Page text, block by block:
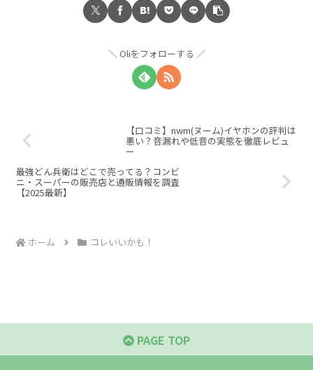
Oliをフォローする
【口コミ】nwm(ヌーム)イヤホンの評判は
悪い？音漏れや低音の実態を徹底レビュ
ー
最強どん兵衛はどこで売ってる？コンビ
ニ・スーパーの販売店と通販情報を調査
【2025最新】
ホーム コレいいかも！
PAGE TOP